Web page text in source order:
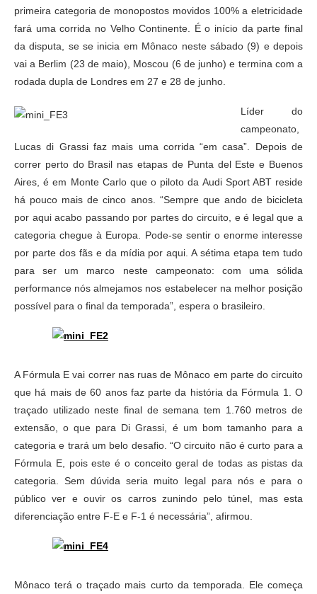
primeira categoria de monopostos movidos 100% a eletricidade
fará uma corrida no Velho Continente. É o início da parte final
da disputa, se se inicia em Mônaco neste sábado (9) e depois
vai a Berlim (23 de maio), Moscou (6 de junho) e termina com a
rodada dupla de Londres em 27 e 28 de junho.
Líder do
campeonato,
Lucas di Grassi faz mais uma corrida “em casa”. Depois de
correr perto do Brasil nas etapas de Punta del Este e Buenos
Aires, é em Monte Carlo que o piloto da Audi Sport ABT reside
há pouco mais de cinco anos. “Sempre que ando de bicicleta
por aqui acabo passando por partes do circuito, e é legal que a
categoria chegue à Europa. Pode-se sentir o enorme interesse
por parte dos fãs e da mídia por aqui. A sétima etapa tem tudo
para ser um marco neste campeonato: com uma sólida
performance nós almejamos nos estabelecer na melhor posição
possível para o final da temporada”, espera o brasileiro.
A Fórmula E vai correr nas ruas de Mônaco em parte do circuito
que há mais de 60 anos faz parte da história da Fórmula 1. O
traçado utilizado neste final de semana tem 1.760 metros de
extensão, o que para Di Grassi, é um bom tamanho para a
categoria e trará um belo desafio. “O circuito não é curto para a
Fórmula E, pois este é o conceito geral de todas as pistas da
categoria. Sem dúvida seria muito legal para nós e para o
público ver e ouvir os carros zunindo pelo túnel, mas esta
diferenciação entre F-E e F-1 é necessária”, afirmou.
Mônaco terá o traçado mais curto da temporada. Ele começa